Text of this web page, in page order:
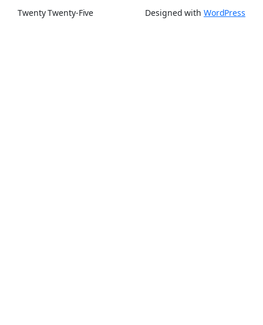
Twenty Twenty-Five Designed with WordPress